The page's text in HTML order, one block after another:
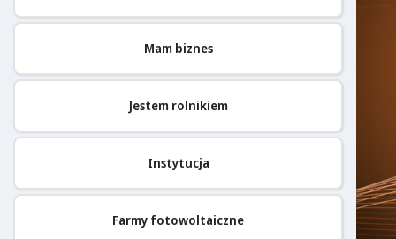
Mam biznes
Jestem rolnikiem
Instytucja
Farmy fotowoltaiczne